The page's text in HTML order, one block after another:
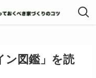
ン図鑑」を読